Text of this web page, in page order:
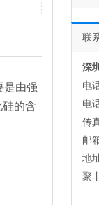
是由强
的含
联
深
电
电
传
邮
地
聚